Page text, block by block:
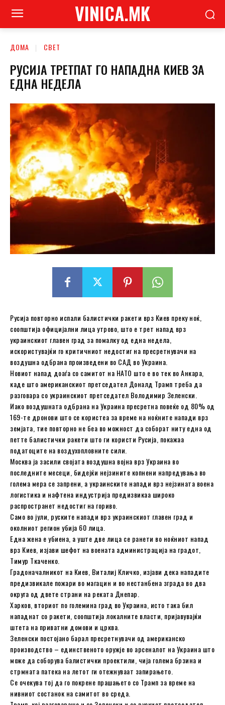
VINICA.MK
ДОМА СВЕТ
РУСИЈА ТРЕТПАТ ГО НАПАДНА КИЕВ ЗА
ЕДНА НЕДЕЛА
Русија повторно испали балистички ракети врз Киев преку ноќ,
соопштија официјални лица утрово, што е трет напад врз
украинскиот главен град за помалку од една недела,
искористувајќи го критичниот недостиг на пресретнувачи на
воздушна одбрана произведени во САД во Украина.
Новиот напад доаѓа со самитот на НАТО што е во тек во Анкара,
каде што американскиот претседател Доналд Трамп треба да
разговара со украинскиот претседател Володимир Зеленски.
Иако воздушната одбрана на Украина пресретна повеќе од 80% од
169-те дронови што се користеа за време на ноќните напади врз
земјата, тие повторно не беа во можност да соборат ниту една од
петте балистички ракети што ги користи Русија, покажаа
податоците на воздухопловните сили.
Москва ја засили својата воздушна војна врз Украина во
последните месеци, бидејќи нејзините копнени напредувања во
голема мера се запрени, а украинските напади врз нејзината воена
логистика и нафтена индустрија предизвикаа широко
распространет недостиг на гориво.
Само во јули, руските напади врз украинскиот главен град и
околниот регион убија 60 лица.
Една жена е убиена, а уште две лица се ранети во ноќниот напад
врз Киев, изјави шефот на воената администрација на градот,
Тимур Ткаченко.
Градоначалникот на Киев, Виталиј Кличко, изјави дека нападите
предизвикале пожари во магацин и во нестанбена зграда во два
округа од двете страни на реката Днепар.
Харков, вториот по големина град во Украина, исто така бил
нападнат со ракети, соопштија локалните власти, пријавувајќи
штета на приватни домови и црква.
Зеленски постојано барал пресретнувачи од американско
производство – единственото оружје во арсеналот на Украина што
може да соборува балистички проектили, чија голема брзина и
стрмната патека на летот ги отежнуваат запирањето.
Се очекува тој да го покрене прашањето со Трамп за време на
нивниот состанок на самитот во среда.